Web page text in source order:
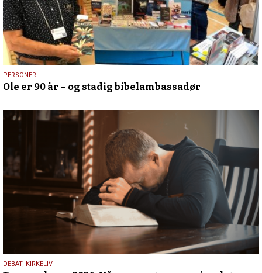
12.
juli
2026
PERSONER
Ole er 90 år – og stadig bibelambassadør
2.
DEBAT, KIRKELIV